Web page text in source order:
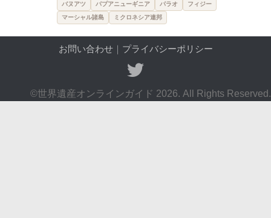
バヌアツ
パプアニューギニア パラオ
フィジー
マーシャル諸島
ミクロネシア連邦
お問い合わせ｜ プライバシーポリシー
©世界遺産オンラインガイド 2026. All Rights Reserved.